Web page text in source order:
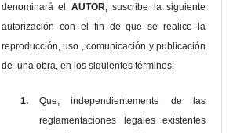
denominará el AUTOR,suscribe la siguiente
autorización con el fin de que se realice la
reproducción, uso , comunicación y publicación
de una obra, en los siguientes términos:
1.
Que, independientemente de las
reglamentaciones legales existentes